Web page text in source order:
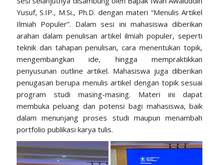
Yusuf, S.IP., M.Si., Ph.D. dengan materi “Menulis Artikel
Ilmiah Populer”. Dalam sesi ini mahasiswa diberikan
arahan dalam penulisan artikel ilmiah populer, seperti
teknik dan tahapan penulisan, cara menentukan topik,
mengembangkan ide, hingga mempraktikkan
penyusunan outline artikel. Mahasiswa juga diberikan
penugasan berupa menulis artikel dengan topik sesuai
program studi masing-masing. Materi ini dapat
membuka peluang dan potensi bagi mahasiswa, baik
dalam menunjang proses studi maupun menambah
portfolio publikasi karya tulis.